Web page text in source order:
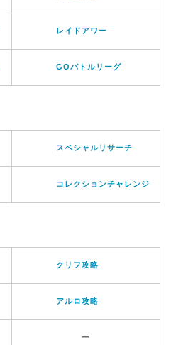
レイドアワー
GOバトルリーグ
スペシャルリサーチ
コレクションチャレンジ
クリフ攻略
アルロ攻略
ー